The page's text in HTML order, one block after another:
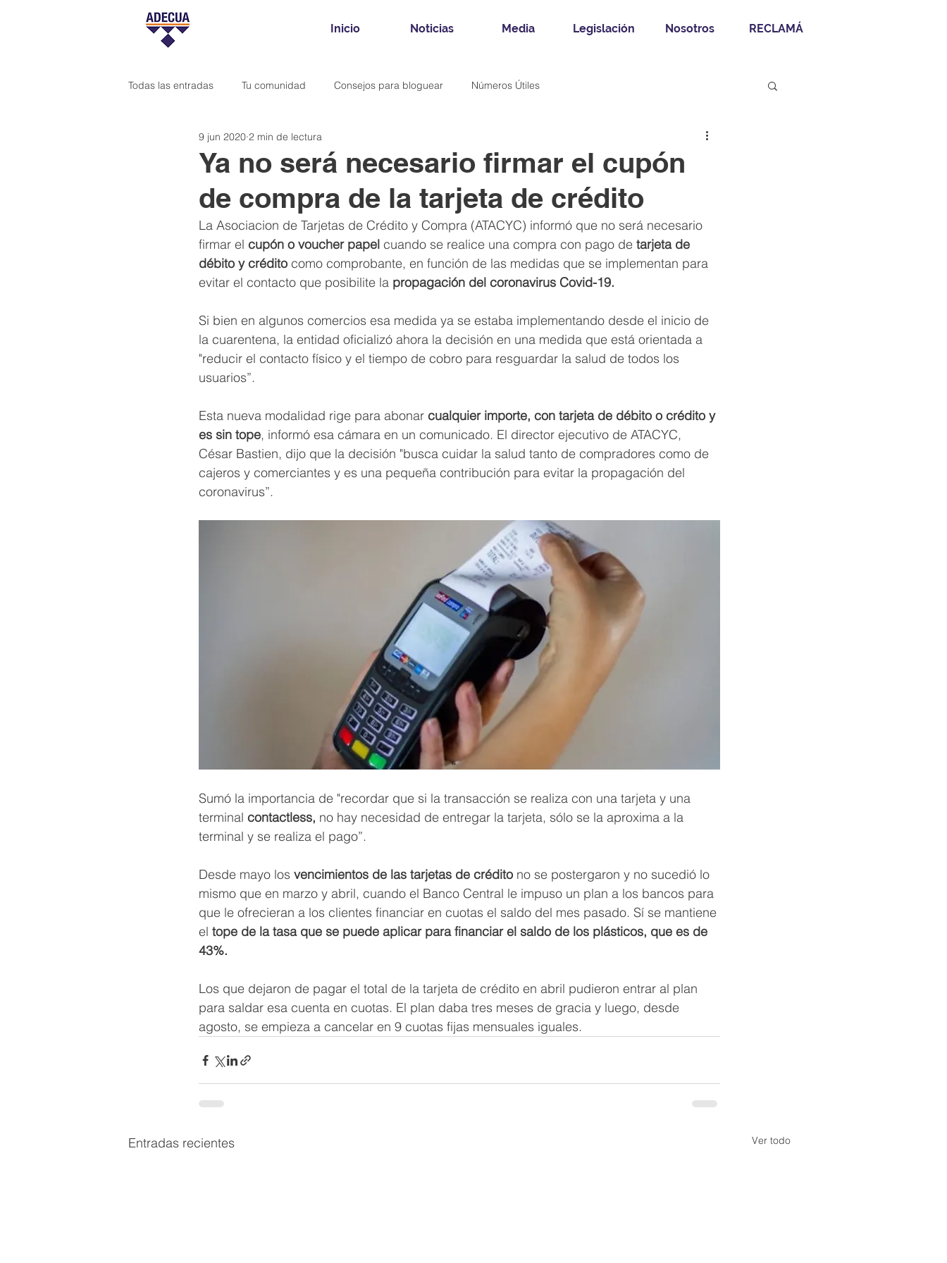
Inicio Noticias Media Legislación Nosotros RECLAMÁ
Todas las entradas Tu comunidad Consejos para bloguear Números Útiles
Ya no será necesario firmar el cupón
de compra de la tarjeta de crédito
9 jun 2020 2 min de lectura
La Asociacion de Tarjetas de Crédito y Compra (ATACYC) informó que no será necesario
firmar el cupón o voucher papel cuando se realice una compra con pago de tarjeta de
débito y crédito como comprobante, en función de las medidas que se implementan para
evitar el contacto que posibilite la propagación del coronavirus Covid-19.
Si bien en algunos comercios esa medida ya se estaba implementando desde el inicio de
la cuarentena, la entidad oficializó ahora la decisión en una medida que está orientada a
"reducir el contacto físico y el tiempo de cobro para resguardar la salud de todos los
usuarios”.
Esta nueva modalidad rige para abonar cualquier importe, con tarjeta de débito o crédito y
es sin tope, informó esa cámara en un comunicado. El director ejecutivo de ATACYC,
César Bastien, dijo que la decisión "busca cuidar la salud tanto de compradores como de
cajeros y comerciantes y es una pequeña contribución para evitar la propagación del
coronavirus”.
Sumó la importancia de "recordar que si la transacción se realiza con una tarjeta y una
terminal contactless, no hay necesidad de entregar la tarjeta, sólo se la aproxima a la
terminal y se realiza el pago”.
Desde mayo los vencimientos de las tarjetas de crédito no se postergaron y no sucedió lo
mismo que en marzo y abril, cuando el Banco Central le impuso un plan a los bancos para
que le ofrecieran a los clientes financiar en cuotas el saldo del mes pasado. Sí se mantiene
el tope de la tasa que se puede aplicar para financiar el saldo de los plásticos, que es de
43%.
Los que dejaron de pagar el total de la tarjeta de crédito en abril pudieron entrar al plan
para saldar esa cuenta en cuotas. El plan daba tres meses de gracia y luego, desde
agosto, se empieza a cancelar en 9 cuotas fijas mensuales iguales.
Entradas recientes Ver todo